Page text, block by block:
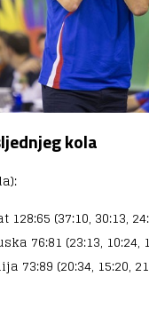
kola
(37:10, 30:13,
76:81 (23:13, 10:24,
73:89 (20:34, 15:20,